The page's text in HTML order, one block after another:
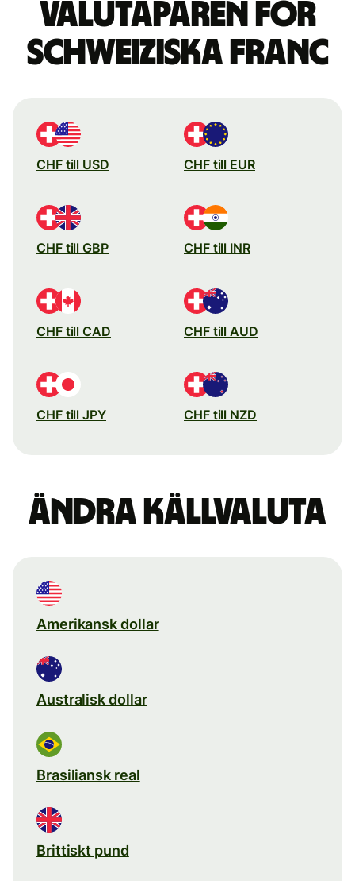
valutaparen för
schweiziska franc
CHF till USD CHF till EUR
CHF till GBP CHF till INR
CHF till CAD CHF till AUD
CHF till JPY CHF till NZD
Ändra källvaluta
Amerikansk dollar
Australisk dollar
Brasiliansk real
Brittiskt pund